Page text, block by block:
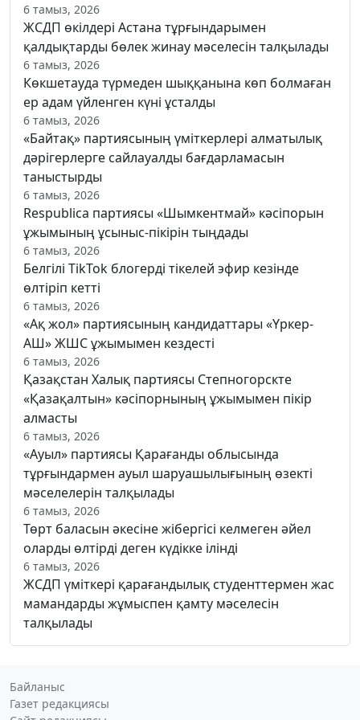
6 тамыз, 2026
ЖСДП өкілдері Астана тұрғындарымен
қалдықтарды бөлек жинау мәселесін талқылады
6 тамыз, 2026
Көкшетауда түрмеден шыққанына көп болмаған
ер адам үйленген күні ұсталды
6 тамыз, 2026
«Байтақ» партиясының үміткерлері алматылық
дәрігерлерге сайлауалды бағдарламасын
таныстырды
6 тамыз, 2026
Respublica партиясы «Шымкентмай» кәсіпорын
ұжымының ұсыныс-пікірін тыңдады
6 тамыз, 2026
Белгілі TikTok блогерді тікелей эфир кезінде
өлтіріп кетті
6 тамыз, 2026
«Ақ жол» партиясының кандидаттары «Үркер-
АШ» ЖШС ұжымымен кездесті
6 тамыз, 2026
Қазақстан Халық партиясы Степногорскте
«Қазақалтын» кәсіпорнының ұжымымен пікір
алмасты
6 тамыз, 2026
«Ауыл» партиясы Қарағанды облысында
тұрғындармен ауыл шаруашылығының өзекті
мәселелерін талқылады
6 тамыз, 2026
Төрт баласын әкесіне жібергісі келмеген әйел
оларды өлтірді деген күдікке ілінді
6 тамыз, 2026
ЖСДП үміткері қарағандылық студенттермен жас
мамандарды жұмыспен қамту мәселесін
талқылады
Байланыс
Газет редакциясы